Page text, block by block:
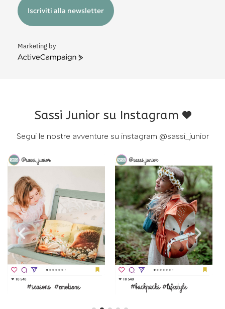
Iscriviti alla newsletter
Marketing by
ActiveCampaign
Sassi Junior su Instagram
Segui le nostre avventure su instagram @sassi_junior